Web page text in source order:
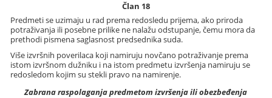
Član 18
Predmeti se uzimaju u rad prema redosledu prijema, ako priroda
potraživanja ili posebne prilike ne nalažu odstupanje, čemu mora da
prethodi pismena saglasnost predsednika suda.
Više izvršnih poverilaca koji namiruju novčano potraživanje prema
istom izvršnom dužniku i na istom predmetu izvršenja namiruju se
redosledom kojim su stekli pravo na namirenje.
Zabrana raspolaganja predmetom izvršenja ili obezbeđenja